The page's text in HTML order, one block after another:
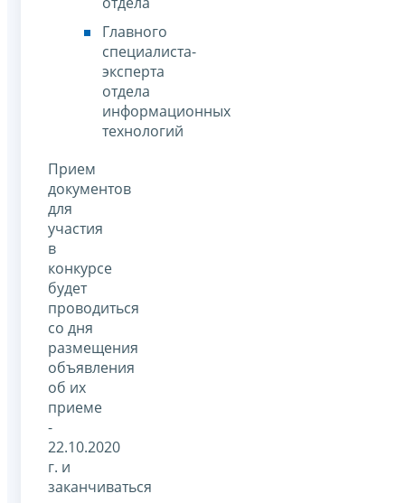
Главного
специалиста-
эксперта
отдела
информационных
технологий
Прием
документов
для
участия
в
конкурсе
будет
проводиться
со дня
размещения
объявления
об их
приеме
-
22.10.2020
г. и
заканчиваться